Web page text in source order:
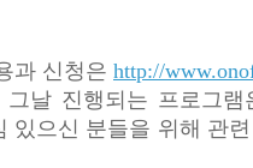
과 신청은 http://
날 진행되는 프로그램
있으신 분들을 위해 관